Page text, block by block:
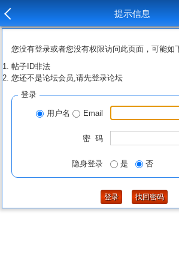
提示信息
您没有登录或者您没有权限访问此页面，可能如
帖子ID非法
您还不是论坛会员,请先登录论坛
登录
用户名 Email
密 码
隐身登录 是 否